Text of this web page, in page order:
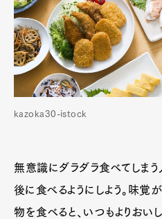
kazoka30-istock
無意識にダラダラ食べてしま
後に食べるようにしよう。味覚
物を食べると、いつもよりおい